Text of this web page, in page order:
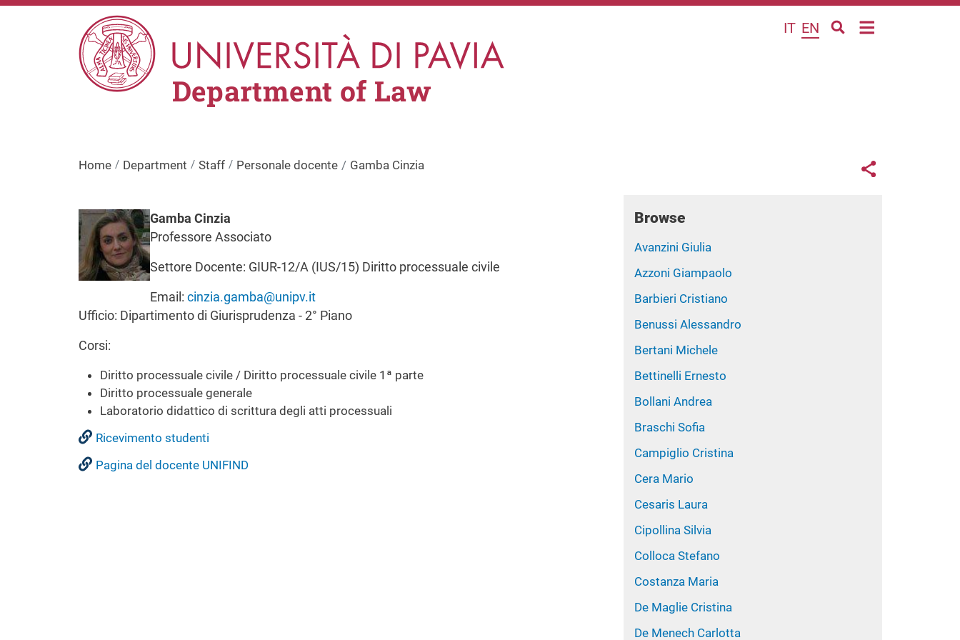
Skip to main content
IT EN
Department of Law
Home Department Staff Personale docente Gamba Cinzia Links
Share button
Image
Gamba Cinzia
Professore Associato
Settore Docente: GIUR-12/A (IUS/15) Diritto processuale civile
Email: cinzia.gamba@unipv.it
Ufficio: Dipartimento di Giurisprudenza - 2° Piano
Corsi:
Diritto processuale civile / Diritto processuale civile 1ª parte
Diritto processuale generale
Laboratorio didattico di scrittura degli atti processuali
Ricevimento studenti
Pagina del docente UNIFIND
Browse
Avanzini Giulia
Azzoni Giampaolo
Barbieri Cristiano
Benussi Alessandro
Bertani Michele
Bettinelli Ernesto
Bollani Andrea
Braschi Sofia
Campiglio Cristina
Cera Mario
Cesaris Laura
Cipollina Silvia
Colloca Stefano
Costanza Maria
De Maglie Cristina
De Menech Carlotta